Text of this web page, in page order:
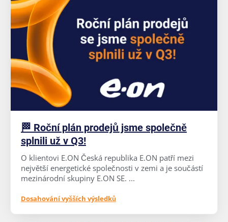
🏁 Roční plán prodejů jsme společně
splnili už v Q3!
O klientovi E.ON Česká republika E.ON patří mezi
největší energetické společnosti v zemi a je součástí
mezinárodní skupiny E.ON SE. ...
Dosahování vyšších výsledků